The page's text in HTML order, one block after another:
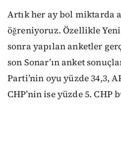
Artık her ay bol miktarda
öğreniyoruz. Özellikle
sonra yapılan anketler
son Sonar’ın anket
Parti’nin oyu yüzde 34,3,
CHP’nin ise yüzde 5. CHP